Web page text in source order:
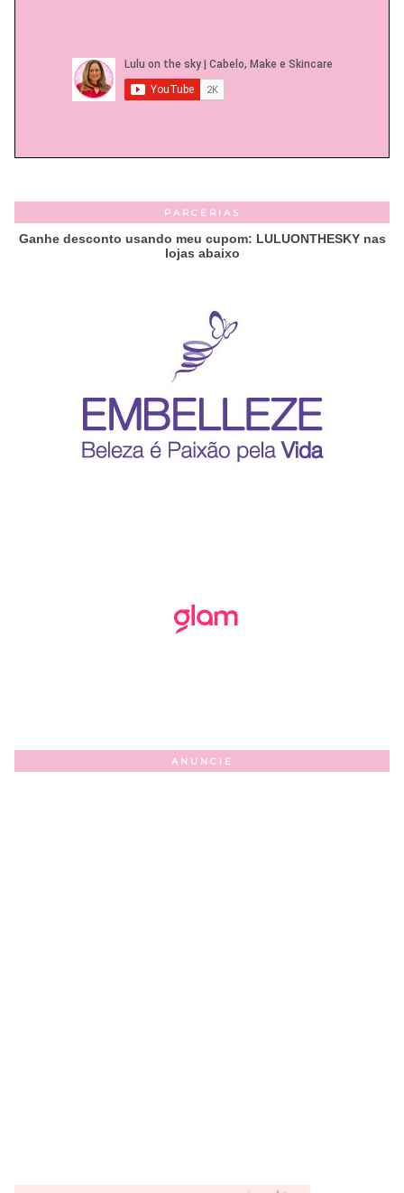
PARCERIAS
Ganhe desconto usando meu cupom: LULUONTHESKY nas
lojas abaixo
ANUNCIE